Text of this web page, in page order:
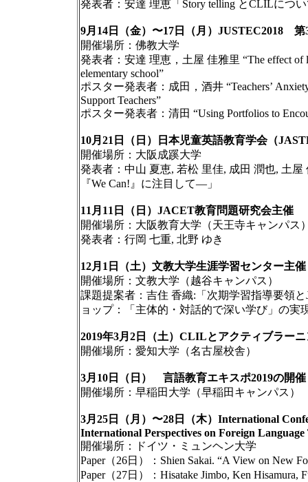
発表者：安達 理恵「Story telling とCLILにつ
9月14日（金）〜17日（月）JUSTEC2018
開催場所：佛教大学
発表者：安達 理恵，土屋 佳雅里 “The effect of
elementary school”
ポスター発表者：成田，酒井 “Teachersʼ
Support Teachers”
ポスター発表者：清田 “Using Portfolios to
10月21日（日）日本児童英語教育学会（
開催場所：大阪成蹊大学
発表者：中山 夏恵, 若松 里佳, 成田 潤也, 土
『We Can!』に注目して―」
11月11日（日）JACET教育問題研究会主催
開催場所：大阪教育大学（天王寺キャンパス
発表者：行岡 七重, 北野 ゆき
12月1日（土）文教大学生涯学習センター主
開催場所：文教大学（越谷キャンパス）
課題提案者：吉住 香織:「次期学習指導要領
ョップ：「主体的・対話的で深い学び」の
2019年3月2日（土）CLILとアクティブラー
開催場所：愛知大学（名古屋校舎）
3月10日（日） 言語教育エキスポ2019の開催
開催場所：早稲田大学（早稲田キャンパス）
3月25日（月）〜28日（木）International
International Perspectives on Foreign
開催場所：ドイツ・ミュンヘン大学
Paper（26日）：Shien Sakai. “A View on New
Paper（27日）：Hisatake Jimbo, Ken Hisamura,